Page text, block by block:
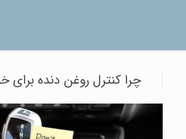
چرا کنترل روغن دنده